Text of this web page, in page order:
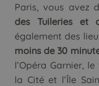
Paris, vous avez
des Tuileries et
également des
moins de 30
l’Opéra Garnier,
la Cité et l’Île